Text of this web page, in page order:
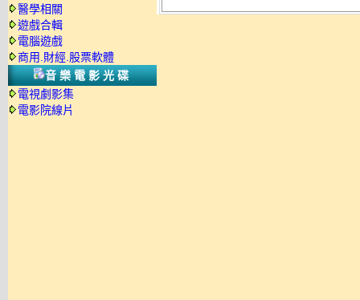
醫學相關
遊戲合輯
電腦遊戲
商用.財經.股票軟體
音樂電影光碟
電視劇影集
電影院線片